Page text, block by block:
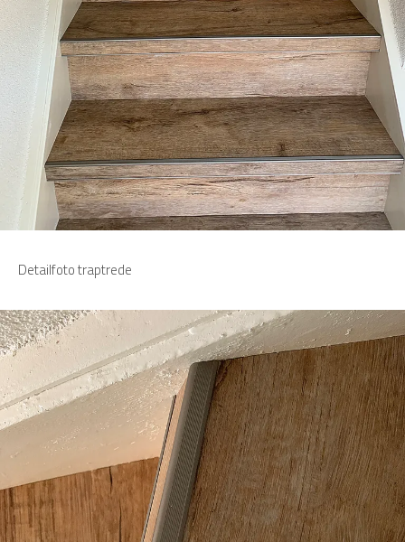
Detailfoto traptrede